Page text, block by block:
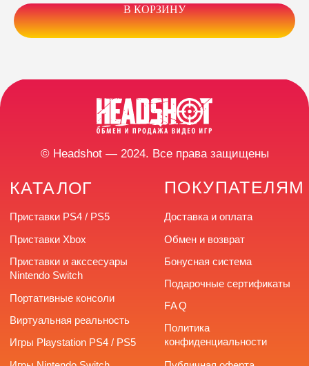
В КОРЗИНУ